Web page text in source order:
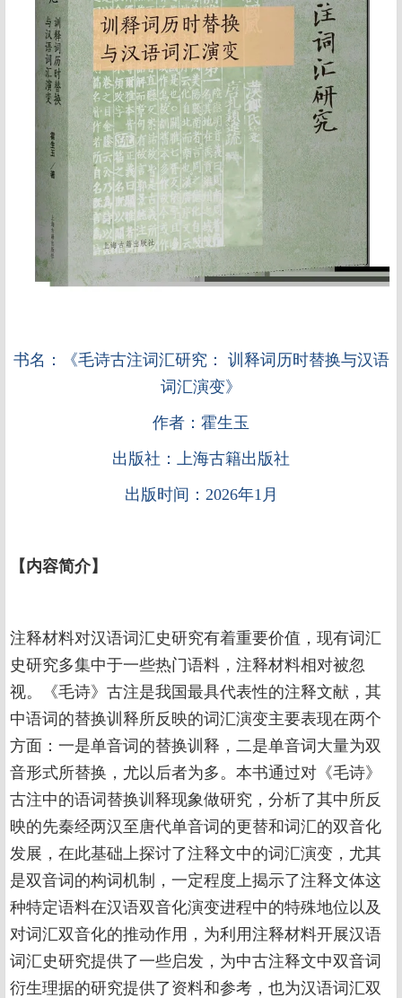
书名：《毛诗古注词汇研究： 训释词历时替换与汉语
词汇演变》
作者：霍生玉
出版社：上海古籍出版社
出版时间：2026年1月
【内容简介】
注释材料对汉语词汇史研究有着重要价值，现有词汇
史研究多集中于一些热门语料，注释材料相对被忽
视。《毛诗》古注是我国最具代表性的注释文献，其
中语词的替换训释所反映的词汇演变主要表现在两个
方面：一是单音词的替换训释，二是单音词大量为双
音形式所替换，尤以后者为多。本书通过对《毛诗》
古注中的语词替换训释现象做研究，分析了其中所反
映的先秦经两汉至唐代单音词的更替和词汇的双音化
发展，在此基础上探讨了注释文中的词汇演变，尤其
是双音词的构词机制，一定程度上揭示了注释文体这
种特定语料在汉语双音化演变进程中的特殊地位以及
对词汇双音化的推动作用，为利用注释材料开展汉语
词汇史研究提供了一些启发，为中古注释文中双音词
衍生理据的研究提供了资料和参考，也为汉语词汇双